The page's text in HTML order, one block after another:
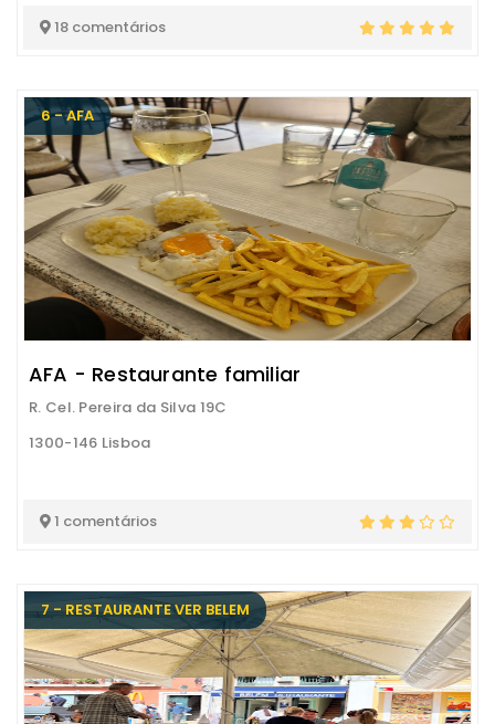
18 comentários
6 - AFA
AFA - Restaurante familiar
R. Cel. Pereira da Silva 19C
1300-146 Lisboa
1 comentários
7 - RESTAURANTE VER BELEM